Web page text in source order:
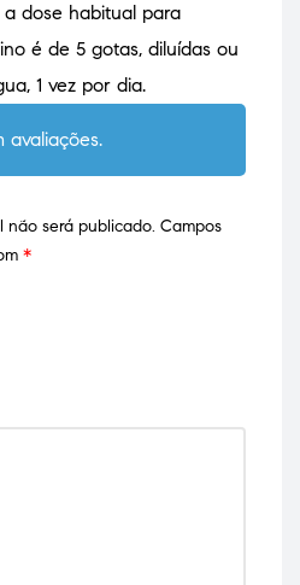
dose habitual para
é de 5 gotas, diluídas ou
1 vez por dia.
avaliações.
não será publicado. Campos
*